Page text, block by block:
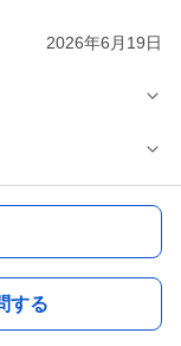
2026年6月19日
する